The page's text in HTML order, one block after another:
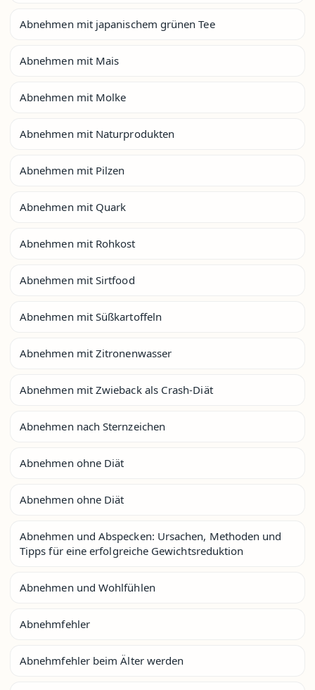
Abnehmen mit japanischem grünen Tee
Abnehmen mit Mais
Abnehmen mit Molke
Abnehmen mit Naturprodukten
Abnehmen mit Pilzen
Abnehmen mit Quark
Abnehmen mit Rohkost
Abnehmen mit Sirtfood
Abnehmen mit Süßkartoffeln
Abnehmen mit Zitronenwasser
Abnehmen mit Zwieback als Crash-Diät
Abnehmen nach Sternzeichen
Abnehmen ohne Diät
Abnehmen ohne Diät
Abnehmen und Abspecken: Ursachen, Methoden und
Tipps für eine erfolgreiche Gewichtsreduktion
Abnehmen und Wohlfühlen
Abnehmfehler
Abnehmfehler beim Älter werden